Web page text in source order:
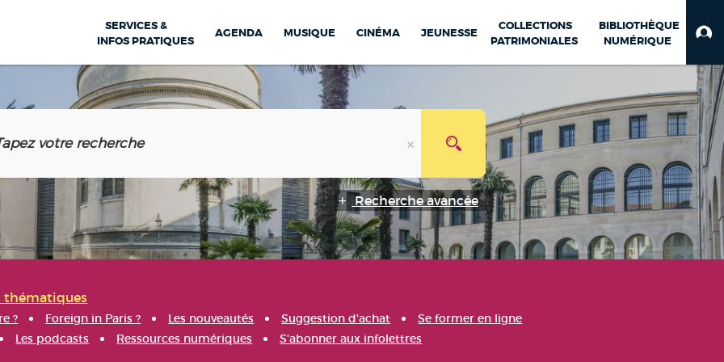
SERVICES &
INFOS PRATIQUES
AGENDA MUSIQUE CINÉMA JEUNESSE
COLLECTIONS
PATRIMONIALES
BIBLIOTHÈQUE
NUMÉRIQUE
Recherche avancée
thématiques
? Foreign in Paris ? Les nouveautés Suggestion d'achat
Se former en ligne
Les podcasts Ressources numériques S'abonner aux infolettres